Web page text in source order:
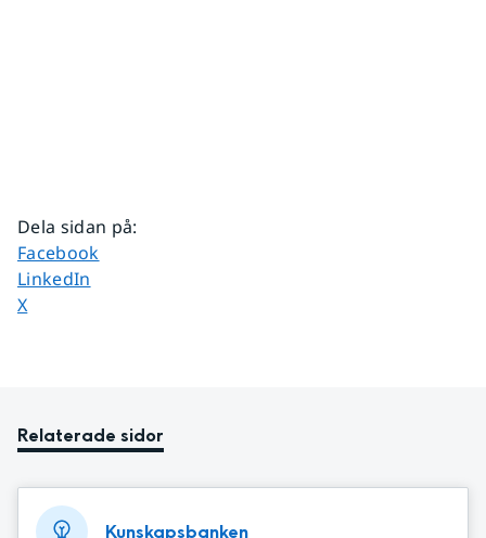
Dela sidan på:
Dela sidan på
Facebook
Dela sidan på
LinkedIn
Dela sidan på
X
Relaterade sidor
Kunskapsbanken